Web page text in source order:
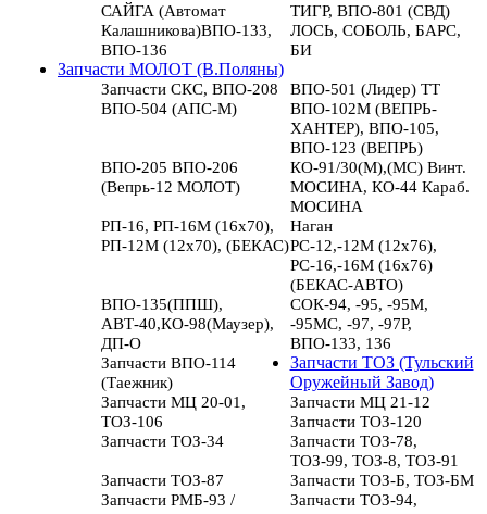
САЙГА (Автомат
Калашникова)ВПО-133,
ВПО-136
ТИГР, ВПО-801 (СВД)
ЛОСЬ, СОБОЛЬ, БАРС,
БИ
Запчасти МОЛОТ (В.Поляны)
Запчасти СКС, ВПО-208
ВПО-501 (Лидер) ТТ
ВПО-504 (АПС-М)
ВПО-102М (ВЕПРЬ-
ХАНТЕР), ВПО-105,
ВПО-123 (ВЕПРЬ)
ВПО-205 ВПО-206
(Вепрь-12 МОЛОТ)
КО-91/30(М),(МС) Винт.
МОСИНА, КО-44 Караб.
МОСИНА
РП-16, РП-16М (16х70),
РП-12М (12х70), (БЕКАС)
Наган
РС-12,-12М (12х76),
РС-16,-16М (16х76)
(БЕКАС-АВТО)
ВПО-135(ППШ),
АВТ-40,КО-98(Маузер),
ДП-О
СОК-94, -95, -95М,
-95МС, -97, -97Р,
ВПО-133, 136
Запчасти ВПО-114
(Таежник)
Запчасти ТОЗ (Тульский
Оружейный Завод)
Запчасти МЦ 20-01,
ТОЗ-106
Запчасти МЦ 21-12
Запчасти ТОЗ-120
Запчасти ТОЗ-34
Запчасти ТОЗ-78,
ТОЗ-99, ТОЗ-8, ТОЗ-91
Запчасти ТОЗ-87
Запчасти ТОЗ-Б, ТОЗ-БМ
Запчасти РМБ-93 /
Запчасти ТОЗ-94,